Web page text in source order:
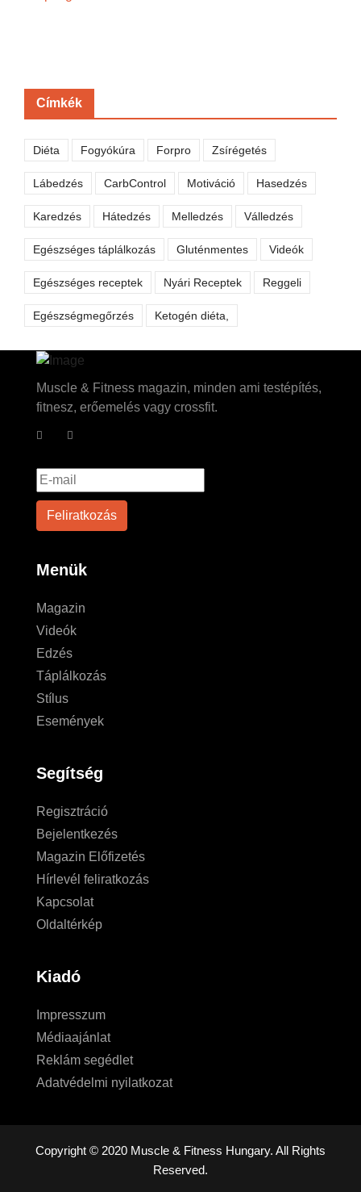
Címkék
Diéta Fogyókúra Forpro Zsírégetés
Lábedzés CarbControl Motiváció Hasedzés
Karedzés Hátedzés Melledzés Válledzés
Egészséges táplálkozás Gluténmentes Videók
Egészséges receptek Nyári Receptek Reggeli
Egészségmegőrzés Ketogén diéta,
Muscle & Fitness magazin, minden ami testépítés,
fitnesz, erőemelés vagy crossfit.
Menük
Magazin
Videók
Edzés
Táplálkozás
Stílus
Események
Segítség
Regisztráció
Bejelentkezés
Magazin Előfizetés
Hírlevél feliratkozás
Kapcsolat
Oldaltérkép
Kiadó
Impresszum
Médiaajánlat
Reklám segédlet
Adatvédelmi nyilatkozat
Copyright © 2020 Muscle & Fitness Hungary. All Rights
Reserved.